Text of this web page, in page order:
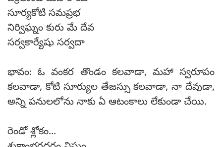
సూర్యకోటి సమప్రభ
నిర్విఘ్నం కురు మే దేవ
సర్వకార్యేషు సర్వదా
భావం: ఓ వంకర తొండం కలవాడా, మహా స్వరూపం
కలవాడా, కోటి సూర్యుల తేజస్సు కలవాడా, నా దేవుడా,
అన్ని పనులలోను నాకు ఏ ఆటంకాలు లేకుండా చేయి.
రెండో శ్లోకం...